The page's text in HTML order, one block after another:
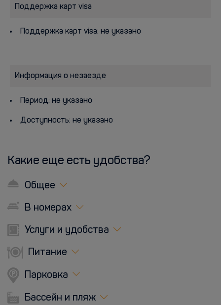
Поддержка карт visa
Поддержка карт visa: не указано
Информация о незаезде
Период: не указано
Доступность: не указано
Какие еще есть удобства?
Общее
В номерах
Услуги и удобства
Питание
Парковка
Бассейн и пляж